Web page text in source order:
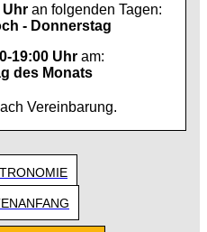
Uhran folgenden Tagen:
- Donnerstag
19:00 Uhr am:
des Monats
Vereinbarung.